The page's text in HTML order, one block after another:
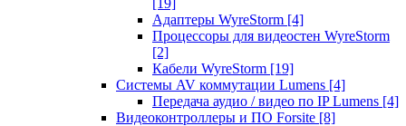
[19]
Адаптеры WyreStorm [4]
Процессоры для видеостен WyreStorm
[2]
Кабели WyreStorm [19]
Системы AV коммутации Lumens [4]
Передача аудио / видео по IP Lumens [4]
Видеоконтроллеры и ПО Forsite [8]